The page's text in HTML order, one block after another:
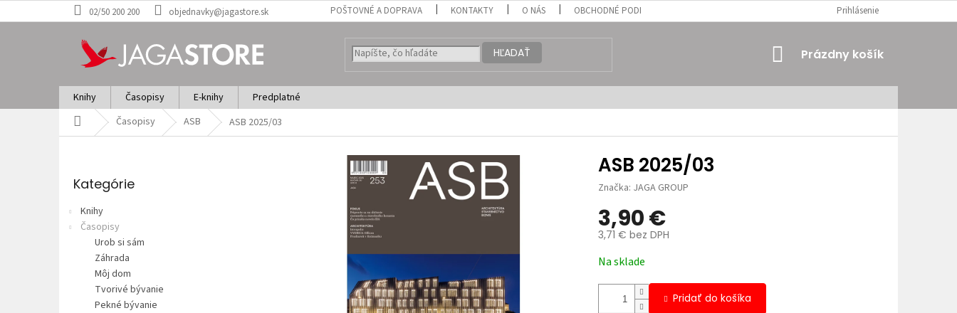
Prejsť
02/50 200 200 objednavky@jagastore.sk POŠTOVNÉ A DOPRAVA KONTAKTY O NÁS OBCHODNÉ PODMIENKY Prihlásenie
HĽADAŤ
NÁKUPNÝ
Prázdny košík
Knihy Časopisy E-knihy
Predplatné
Domov Časopisy ASB ASB 2025/03
kategórie
Kategórie
Knihy
Časopisy
Urob si sám
Záhrada
Môj dom
Tvorivé bývanie
Pekné bývanie
ASB 2025/03
Značka: JAGA GROUP
3,90 €
3,71 € bez DPH
cena:
Na sklade
Pridať do košíka